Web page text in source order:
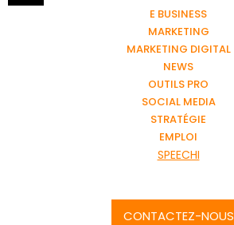
E BUSINESS
MARKETING
MARKETING DIGITAL
NEWS
OUTILS PRO
SOCIAL MEDIA
STRATÉGIE
EMPLOI
SPEECHI
CONTACTEZ-NOUS